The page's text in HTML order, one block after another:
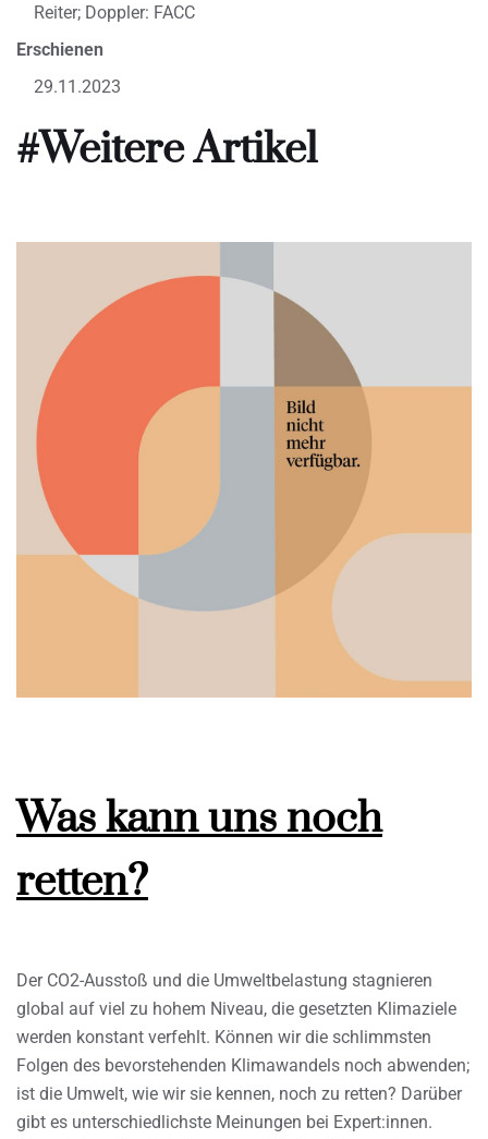
Reiter; Doppler: FACC
Erschienen
29.11.2023
#Weitere Artikel
Was kann uns noch
retten?
Der CO2-Ausstoß und die Umweltbelastung stagnieren
global auf viel zu hohem Niveau, die gesetzten Klimaziele
werden konstant verfehlt. Können wir die schlimmsten
Folgen des bevorstehenden Klimawandels noch abwenden;
ist die Umwelt, wie wir sie kennen, noch zu retten? Darüber
gibt es unterschiedlichste Meinungen bei Expert:innen.